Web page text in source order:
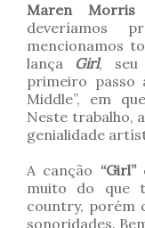
Maren Morris
deveríamos
mencionamos
lança Girl, seu
primeiro passo
Middle”, em
Neste trabalho,
genialidade
A canção “Girl”
muito do que
country, porém
sonoridades.